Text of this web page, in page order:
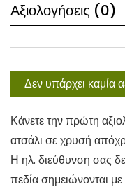
Αξιολογήσεις (0)
Δεν υπάρχει καμία
Κάνετε την πρώτη
ατσάλι σε χρυσή
Η ηλ. διεύθυνση σας
πεδία σημειώνονται με